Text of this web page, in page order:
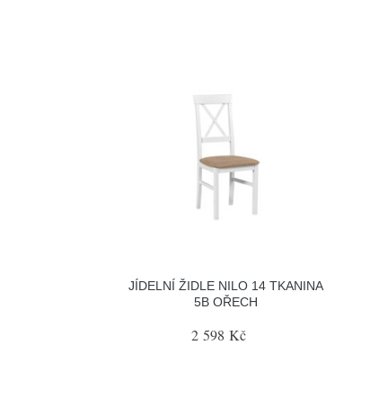
JÍDELNÍ ŽIDLE NILO 14 TKANINA
5B OŘECH
2 598 Kč